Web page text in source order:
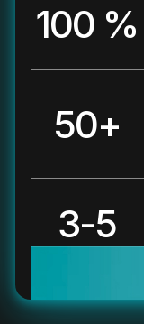
100 %
50+
3-5